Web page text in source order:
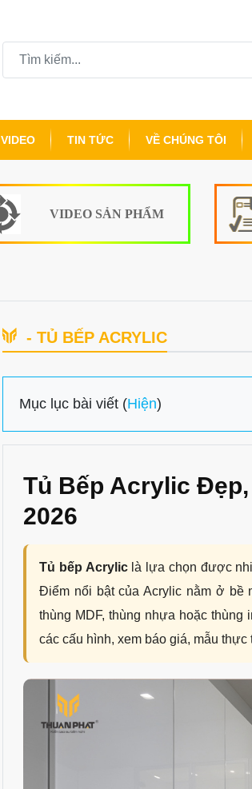
VIDEO TIN TỨC VỀ CHÚNG TÔI
VIDEO SẢN PHẨM
- TỦ BẾP ACRYLIC
Mục lục bài viết (Hiện)
Tủ Bếp Acrylic
2026
Tủ bếp Acryliclà lựa chọn được
Điểm nổi bật của Acrylic nằm ở bề
thùng MDF, thùng nhựa hoặc
các cấu hình, xem báo giá, mẫu